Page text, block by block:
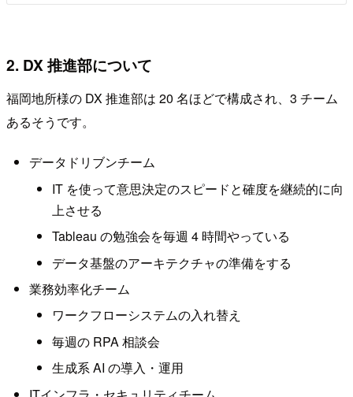
2. DX 推進部について
福岡地所様の DX 推進部は 20 名ほどで構成され、3 チーム
あるそうです。
データドリブンチーム
IT を使って意思決定のスピードと確度を継続的に向
上させる
Tableau の勉強会を毎週 4 時間やっている
データ基盤のアーキテクチャの準備をする
業務効率化チーム
ワークフローシステムの入れ替え
毎週の RPA 相談会
生成系 AI の導入・運用